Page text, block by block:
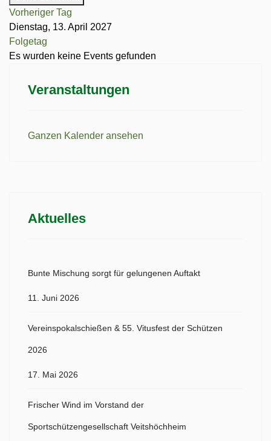
Vorheriger Tag
Dienstag, 13. April 2027
Folgetag
Es wurden keine Events gefunden
Veranstaltungen
Ganzen Kalender ansehen
Aktuelles
Bunte Mischung sorgt für gelungenen Auftakt
11. Juni 2026
Vereinspokalschießen & 55. Vitusfest der Schützen
2026
17. Mai 2026
Frischer Wind im Vorstand der
Sportschützengesellschaft Veitshöchheim